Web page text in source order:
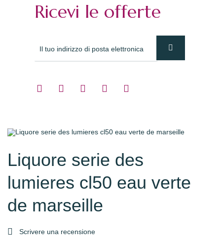
Ricevi le offerte
Liquore serie des
lumieres cl50 eau verte
de marseille
 Scrivere una recensione